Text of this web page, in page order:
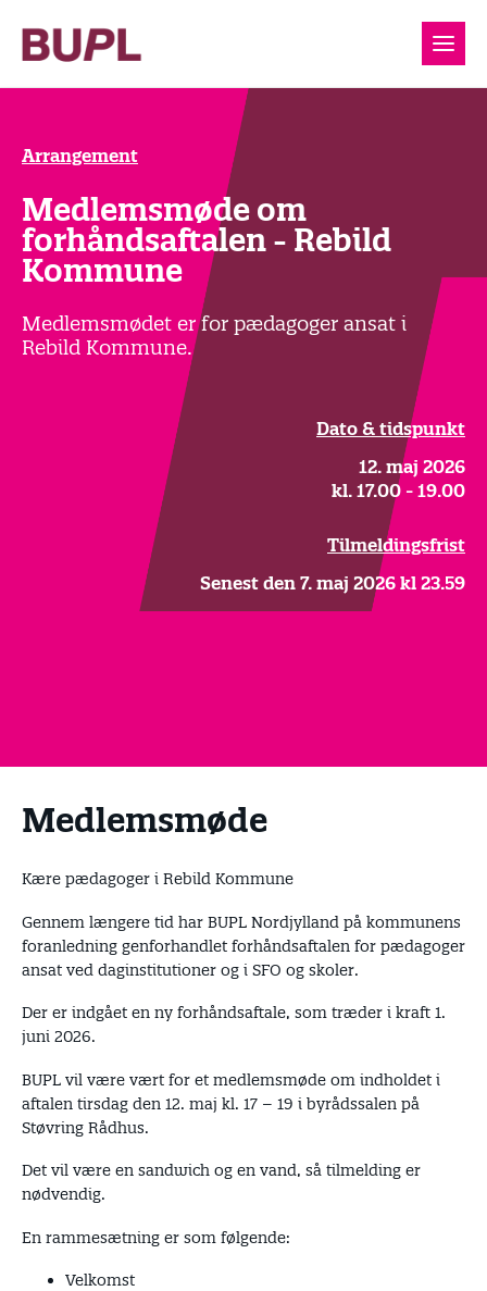
Arrangement
Medlemsmøde om
forhåndsaftalen - Rebild
Kommune
Medlemsmødet er for pædagoger ansat i
Rebild Kommune.
Dato & tidspunkt
12. maj 2026
kl. 17.00 - 19.00
Tilmeldingsfrist
Senest den 7. maj 2026 kl 23.59
Medlemsmøde
Kære pædagoger i Rebild Kommune
Gennem længere tid har BUPL Nordjylland på kommunens
foranledning genforhandlet forhåndsaftalen for pædagoger
ansat ved daginstitutioner og i SFO og skoler.
Der er indgået en ny forhåndsaftale, som træder i kraft 1.
juni 2026.
BUPL vil være vært for et medlemsmøde om indholdet i
aftalen tirsdag den 12. maj kl. 17 – 19 i byrådssalen på
Støvring Rådhus.
Det vil være en sandwich og en vand, så tilmelding er
nødvendig.
En rammesætning er som følgende:
Velkomst